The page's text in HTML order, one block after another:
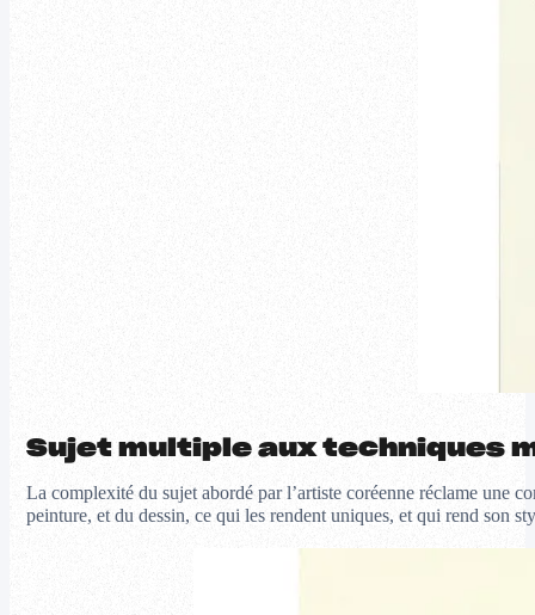
Sujet multiple aux techniques
La complexité du sujet abordé par l’artiste coréenne réclame une
peinture, et du dessin, ce qui les rendent uniques, et qui rend son